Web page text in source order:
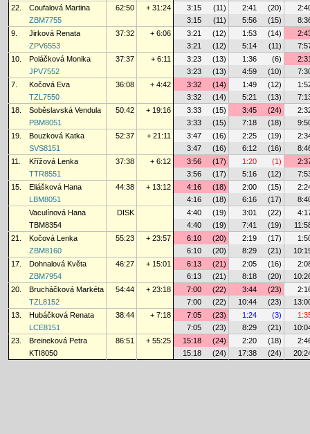
22.
Coufalová Martina 62:50 + 31:24 3:15 (11) 2:41 (20)
ZBM7755
3:15 (11) 5:56 (15)
9.
Jirková Renata 37:32 + 6:06 3:21 (12) 1:53 (14)
ZPV6553
3:21 (12) 5:14 (11)
10.
Poláčková Monika 37:37 + 6:11 3:23 (13) 1:36 (6)
JPV7552
3:23 (13) 4:59 (10)
7.
Kočová Eva 36:08 + 4:42 3:32 (14) 1:49 (12)
TZL7550
3:32 (14) 5:21 (13)
18.
Soběslavská Vendula 50:42 + 19:16 3:33 (15) 3:45 (24)
PBM8051
3:33 (15) 7:18 (18)
19.
Bouzková Katka 52:37 + 21:11 3:47 (16) 2:25 (19)
SVS8151
3:47 (16) 6:12 (16)
11.
Křížová Lenka 37:38 + 6:12 3:56 (17) 1:20 (1)
TTR8551
3:56 (17) 5:16 (12)
15.
Eliášková Hana 44:38 + 13:12 4:16 (18) 2:00 (15)
LBM8051
4:16 (18) 6:16 (17)
Vaculínová Hana
DISK 4:40 (19) 3:01 (22)
TBM8354
4:40 (19) 7:41 (19)
21.
Kočová Lenka 55:23 + 23:57 6:10 (20) 2:19 (17)
ZBM8160
6:10 (20) 8:29 (21)
17.
Dohnalová Květa 46:27 + 15:01 6:13 (21) 2:05 (16)
ZBM7954
6:13 (21) 8:18 (20)
20.
Brucháčková Markéta 54:44 + 23:18 7:00 (22) 3:44 (23)
TZL8152
7:00 (22) 10:44 (23)
13.
Hubáčková Renata 38:44 + 7:18 7:05 (23) 1:24 (3)
LCE8151
7:05 (23) 8:29 (21)
23.
Breineková Petra 86:51 + 55:25 15:18 (24) 2:20 (18)
KTI8050
15:18 (24) 17:38 (24)